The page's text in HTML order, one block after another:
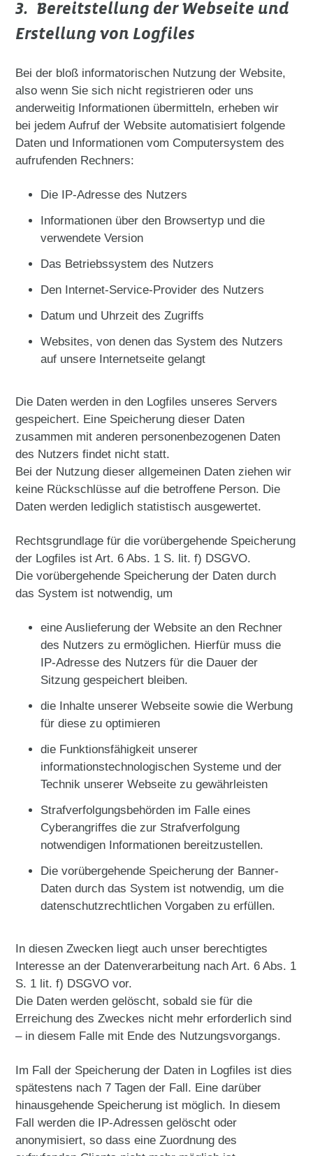
3. Bereitstellung der Webseite und
Erstellung von Logfiles
Bei der bloß informatorischen Nutzung der Website,
also wenn Sie sich nicht registrieren oder uns
anderweitig Informationen übermitteln, erheben wir
bei jedem Aufruf der Website automatisiert folgende
Daten und Informationen vom Computersystem des
aufrufenden Rechners:
Die IP-Adresse des Nutzers
Informationen über den Browsertyp und die
verwendete Version
Das Betriebssystem des Nutzers
Den Internet-Service-Provider des Nutzers
Datum und Uhrzeit des Zugriffs
Websites, von denen das System des Nutzers
auf unsere Internetseite gelangt
Die Daten werden in den Logfiles unseres Servers
gespeichert. Eine Speicherung dieser Daten
zusammen mit anderen personenbezogenen Daten
des Nutzers findet nicht statt.
Bei der Nutzung dieser allgemeinen Daten ziehen wir
keine Rückschlüsse auf die betroffene Person. Die
Daten werden lediglich statistisch ausgewertet.
Rechtsgrundlage für die vorübergehende Speicherung
der Logfiles ist Art. 6 Abs. 1 S. lit. f) DSGVO.
Die vorübergehende Speicherung der Daten durch
das System ist notwendig, um
eine Auslieferung der Website an den Rechner
des Nutzers zu ermöglichen. Hierfür muss die
IP-Adresse des Nutzers für die Dauer der
Sitzung gespeichert bleiben.
die Inhalte unserer Webseite sowie die Werbung
für diese zu optimieren
die Funktionsfähigkeit unserer
informationstechnologischen Systeme und der
Technik unserer Webseite zu gewährleisten
Strafverfolgungsbehörden im Falle eines
Cyberangriffes die zur Strafverfolgung
notwendigen Informationen bereitzustellen.
Die vorübergehende Speicherung der Banner-
Daten durch das System ist notwendig, um die
datenschutzrechtlichen Vorgaben zu erfüllen.
In diesen Zwecken liegt auch unser berechtigtes
Interesse an der Datenverarbeitung nach Art. 6 Abs. 1
S. 1 lit. f) DSGVO vor.
Die Daten werden gelöscht, sobald sie für die
Erreichung des Zweckes nicht mehr erforderlich sind
– in diesem Falle mit Ende des Nutzungsvorgangs.
Im Fall der Speicherung der Daten in Logfiles ist dies
spätestens nach 7 Tagen der Fall. Eine darüber
hinausgehende Speicherung ist möglich. In diesem
Fall werden die IP-Adressen gelöscht oder
anonymisiert, so dass eine Zuordnung des